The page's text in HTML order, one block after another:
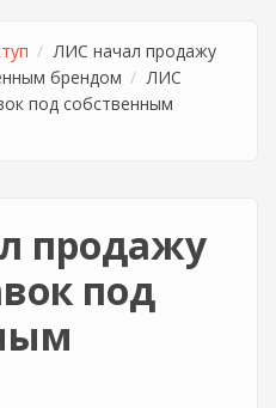
ЛИС начал продажу
брендом
ЛИС
под собственным
продажу
под